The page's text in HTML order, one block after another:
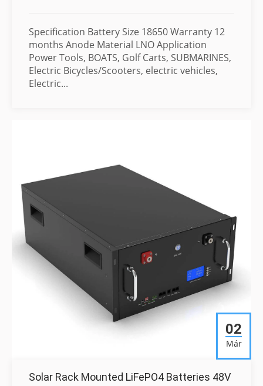
Specification Battery Size 18650 Warranty 12
months Anode Material LNO Application
Power Tools, BOATS, Golf Carts, SUBMARINES,
Electric Bicycles/Scooters, electric vehicles,
Electric...
02
Már
Solar Rack Mounted LiFePO4 Batteries 48V